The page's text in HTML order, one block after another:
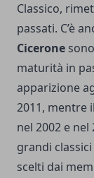
Classico,
passati. C’è
Cicerone
maturità in
apparizione
2011, mentre
nel 2002 e nel
grandi
scelti dai